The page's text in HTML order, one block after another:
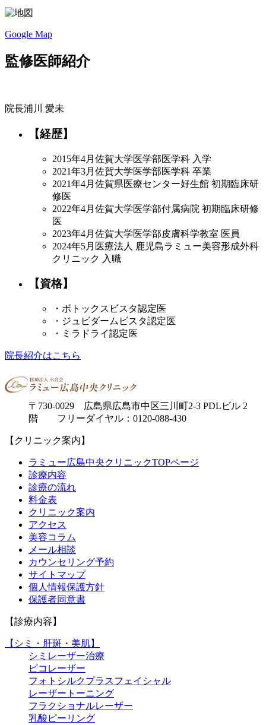
Google Map
監修医師紹介
院長浦川 愛未
【経歴】
2015年4月 佐賀大学医学部医学科 入学
2021年3月 佐賀大学医学部医学科 卒業
2021年4月 佐賀県医療センター好生館 初期臨床研
修医
2022年4月 佐賀大学医学部付属病院 初期臨床研修
医
2023年4月 佐賀大学医学部皮膚科学教室 医員
2024年5月 医療法人 鹿児島ラミュー美容形成外科
クリニック 入職
【資格】
・ボトックスビスタ認定医
・ジュビダームビスタ認定医
・ミラドライ認定医
院長紹介はこちら
〒730-0029 広島県広島市中区三川町2-3 PDLビル 2
階 フリーダイヤル：0120-088-430
【クリニック案内】
ラミュー広島中央クリニックTOPページ
診療内容
診療の流れ
料金表
クリニック案内
アクセス
美容コラム
メール相談
カウンセリング予約
サイトマップ
個人情報保護方針
保護者同意書
【診療内容】
【シミ・肝斑・美肌】
シミレーザー治療
ピコレーザー
フォトシルクプラスフェイシャル
レーザートーニング
フラクショナルレーザー
乳酸ピーリング